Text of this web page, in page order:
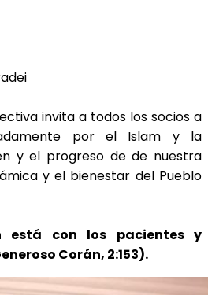
invita a todos los socios a
por el Islam y la
y el progreso de de nuestra
y el bienestar del Pueblo
está con los pacientes y
Corán, 2:153).